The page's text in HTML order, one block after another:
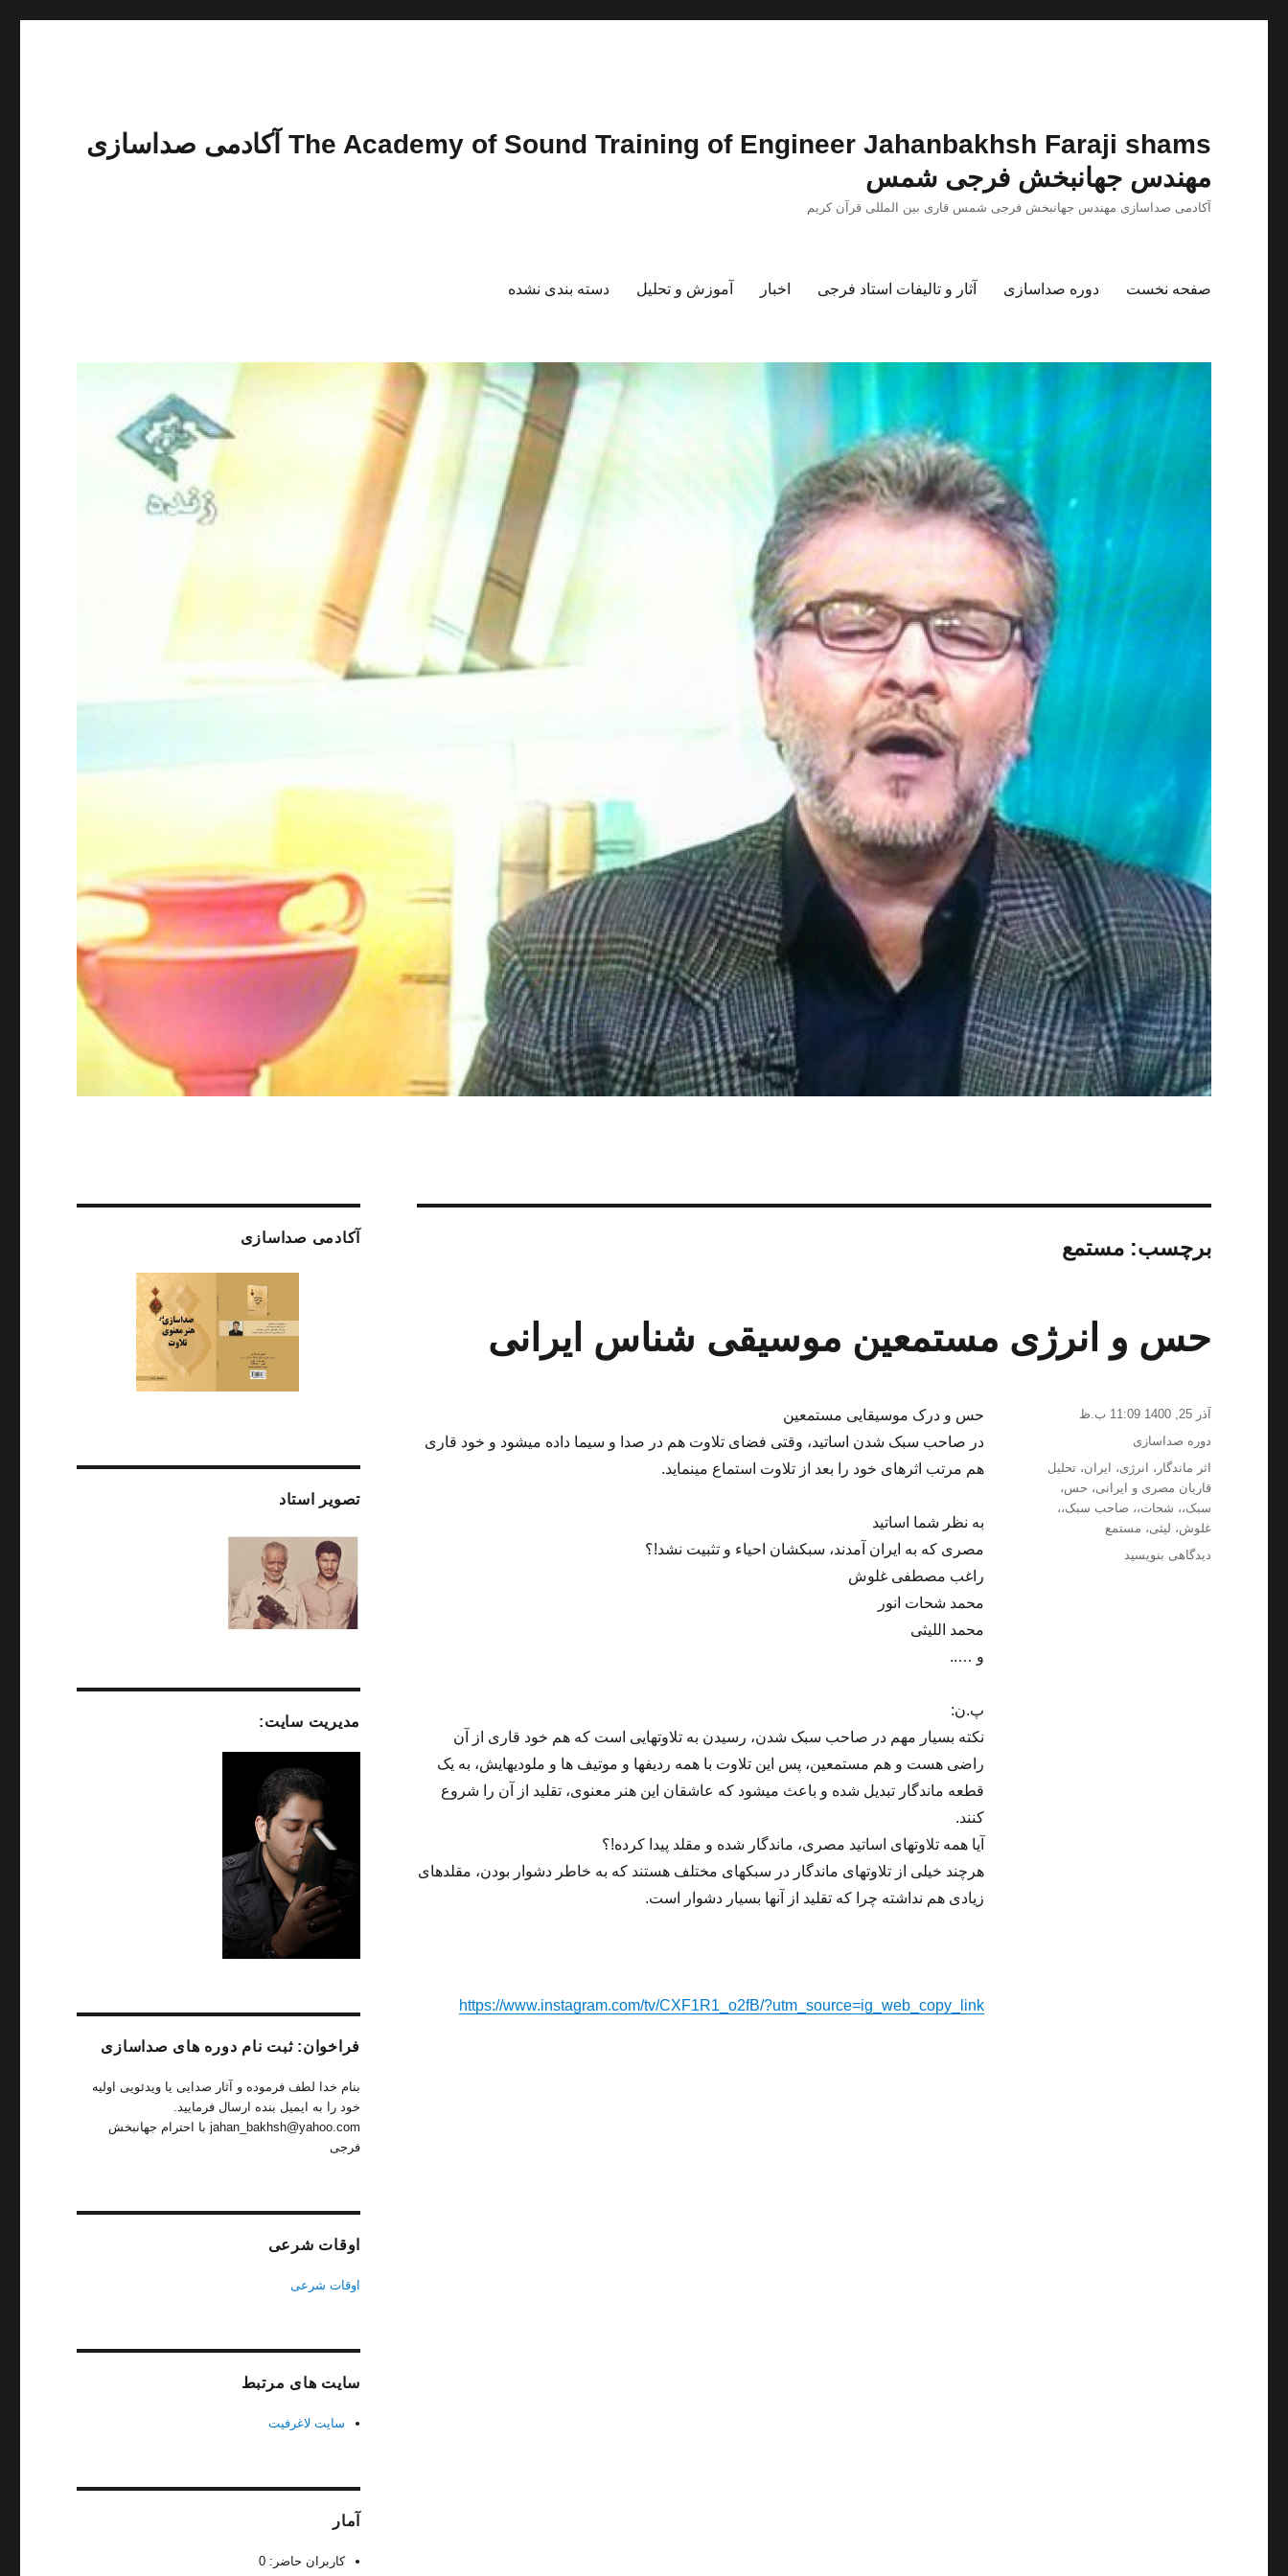
The Academy of Sound Training of Engineer Jahanbakhsh Faraji shams آکادمی صداسازی
مهندس جهانبخش فرجی شمس
آکادمی صداسازی مهندس جهانبخش فرجی شمس قاری بین المللی قرآن کریم
صفحه نخست دوره صداسازی آثار و تالیفات استاد فرجی اخبار آموزش و تحلیل دسته بندی نشده
برچسب:مستمع
حس و انرژی مستمعین موسیقی شناس ایرانی
حس و درک موسیقایی مستمعین
در صاحب سبک شدن اساتید، وقتی فضای تلاوت هم در صدا و سیما داده میشود و خود قاری
هم مرتب اثرهای خود را بعد از تلاوت استماع مینماید.
به نظر شما اساتید
مصری که به ایران آمدند، سبکشان احیاء و تثبیت نشد!؟
راغب مصطفی غلوش
محمد شحات انور
محمد اللیثی
و …..
پ.ن:
نکته بسیار مهم در صاحب سبک شدن، رسیدن به تلاوتهایی است که هم خود قاری از آن
راضی هست و هم مستمعین، پس این تلاوت با همه ردیفها و موتیف ها و ملودیهایش، به یک
قطعه ماندگار تبدیل شده و باعث میشود که عاشقان این هنر معنوی، تقلید از آن را شروع
کنند.
آیا همه تلاوتهای اساتید مصری، ماندگار شده و مقلد پیدا کرده!؟
هرچند خیلی از تلاوتهای ماندگار در سبکهای مختلف هستند که به خاطر دشوار بودن، مقلدهای
زیادی هم نداشته چرا که تقلید از آنها بسیار دشوار است.
https://www.instagram.com/tv/CXF1R1_o2fB/?utm_source=ig_web_copy_link
ارسال
آذر 25, 1400 11:09 ب.ظ
دسته‌ها
دوره صداسازی
برچسب‌ها
اثر ماندگار ، انرژی، ایران،تحلیل
قاریان مصری و ایرانی، حس،
سبک،، شحات،، صاحب سبک،،
غلوش، لیثی، مستمع
برای
دیدگاهی بنویسید
آکادمی صداسازی
تصویر استاد
مدیریت سایت:
فراخوان: ثبت نام دوره های صداسازی
بنام خدا لطف فرموده و آثار صدایی یا ویدئویی اولیه
خود را به ایمیل بنده ارسال فرمایید.
jahan_bakhsh@yahoo.com با احترام جهانبخش
فرجی
اوقات شرعی
اوقات شرعی
سایت های مرتبط
سایت لاغرفیت
آمار
کاربران حاضر:0